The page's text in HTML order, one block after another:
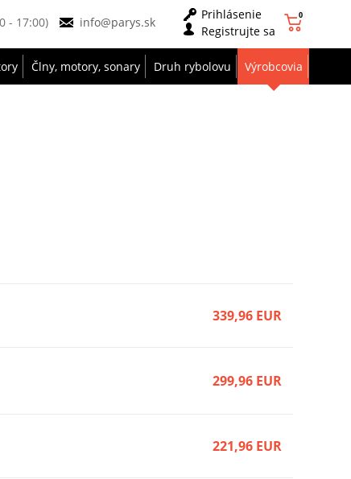
- 17:00) info@parys.sk
Prihlásenie
Registrujte sa
0
Člny, motory, sonary Druh rybolovu Výrobcovia
339,96 EUR
299,96 EUR
221,96 EUR